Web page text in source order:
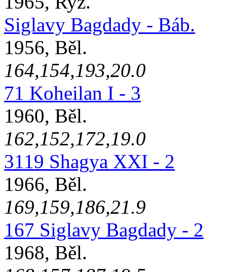
Siglavy Bagdady - Báb.
1956, Běl.
164,154,193,20.0
71 Koheilan I - 3
1960, Běl.
162,152,172,19.0
3119 Shagya XXI - 2
1966, Běl.
169,159,186,21.9
167 Siglavy Bagdady - 2
1968, Běl.